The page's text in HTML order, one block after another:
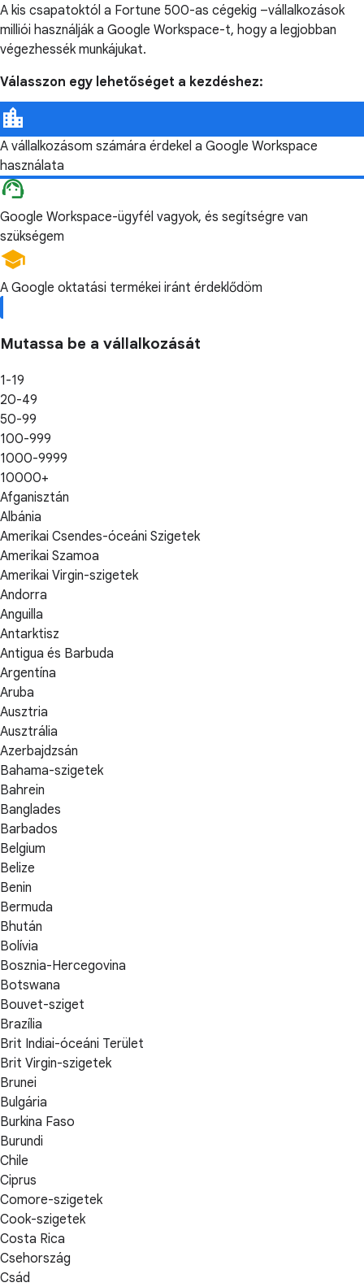
A kis csapatoktól a Fortune 500-as cégekig –vállalkozások
milliói használják a Google Workspace-t, hogy a legjobban
végezhessék munkájukat.
Válasszon egy lehetőséget a kezdéshez:
A vállalkozásom számára érdekel a Google Workspace
használata
Google Workspace-ügyfél vagyok, és segítségre van
szükségem
A Google oktatási termékei iránt érdeklődöm
Mutassa be a vállalkozását
1-19
20-49
50-99
100-999
1000-9999
10000+
Afganisztán
Albánia
Amerikai Csendes-óceáni Szigetek
Amerikai Szamoa
Amerikai Virgin-szigetek
Andorra
Anguilla
Antarktisz
Antigua és Barbuda
Argentína
Aruba
Ausztria
Ausztrália
Azerbajdzsán
Bahama-szigetek
Bahrein
Banglades
Barbados
Belgium
Belize
Benin
Bermuda
Bhután
Bolívia
Bosznia-Hercegovina
Botswana
Bouvet-sziget
Brazília
Brit Indiai-óceáni Terület
Brit Virgin-szigetek
Brunei
Bulgária
Burkina Faso
Burundi
Chile
Ciprus
Comore-szigetek
Cook-szigetek
Costa Rica
Csehország
Csád